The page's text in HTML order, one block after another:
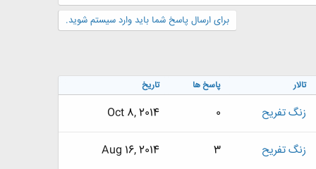
برای ارسال پاسخ شما باید وارد سیستم شوید.
تالار پاسخ ها تاریخ
زنگ تفريح 0
Oct 8, 2014
زنگ تفريح 3
Aug 16, 2014